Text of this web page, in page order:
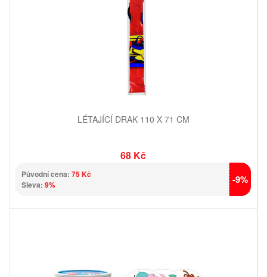
LÉTAJÍCÍ DRAK 110 X 71 CM
68 Kč
Původní cena: 75 Kč
Sleva: 9% -9%